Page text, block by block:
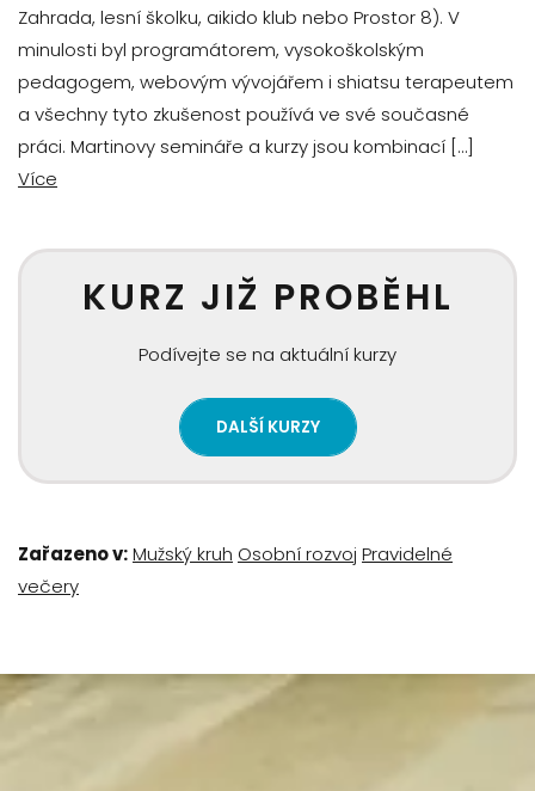
Zahrada, lesní školku, aikido klub nebo Prostor 8). V
minulosti byl programátorem, vysokoškolským
pedagogem, webovým vývojářem i shiatsu terapeutem
a všechny tyto zkušenost používá ve své současné
práci. Martinovy semináře a kurzy jsou kombinací […]
Více
KURZ JIŽ PROBĚHL
Podívejte se na aktuální kurzy
DALŠÍ KURZY
Zařazeno v:Mužský kruh Osobní rozvoj Pravidelné
večery